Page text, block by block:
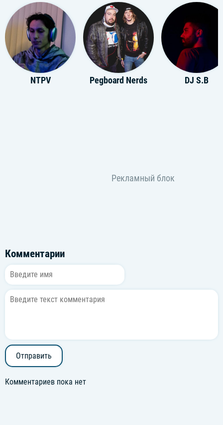
NTPV Pegboard Nerds DJ S.B
Комментарии
Отправить
Комментариев пока нет